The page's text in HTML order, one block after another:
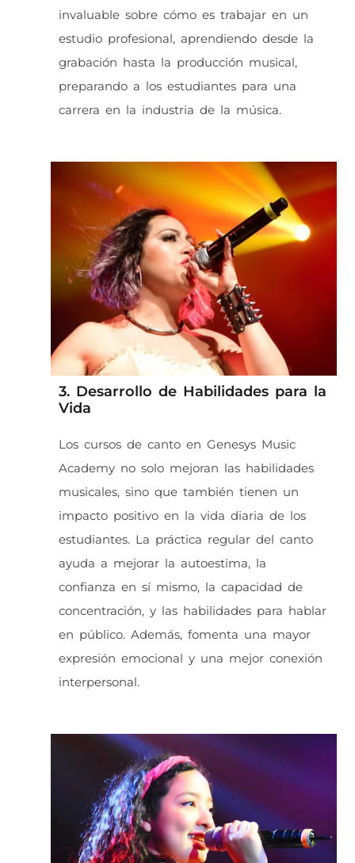
invaluable sobre cómo es trabajar en un
estudio profesional, aprendiendo desde la
grabación hasta la producción musical,
preparando a los estudiantes para una
carrera en la industria de la música.
3. Desarrollo de Habilidades para la
Vida
Los cursos de canto en Genesys Music
Academy no solo mejoran las habilidades
musicales, sino que también tienen un
impacto positivo en la vida diaria de los
estudiantes. La práctica regular del canto
ayuda a mejorar la autoestima, la
confianza en sí mismo, la capacidad de
concentración, y las habilidades para hablar
en público. Además, fomenta una mayor
expresión emocional y una mejor conexión
interpersonal.